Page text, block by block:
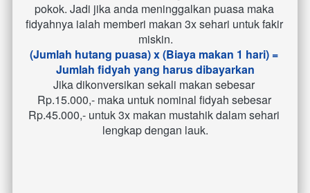
pokok. Jadi jika anda meninggalkan puasa maka
fidyahnya ialah memberi makan 3x sehari untuk fakir
miskin.
(Jumlah hutang puasa) x (Biaya makan 1 hari) =
Jumlah fidyah yang harus dibayarkan
Jika dikonversikan sekali makan sebesar
Rp.15.000,- maka untuk nominal fidyah sebesar
Rp.45.000,- untuk 3x makan mustahik dalam sehari
lengkap dengan lauk.